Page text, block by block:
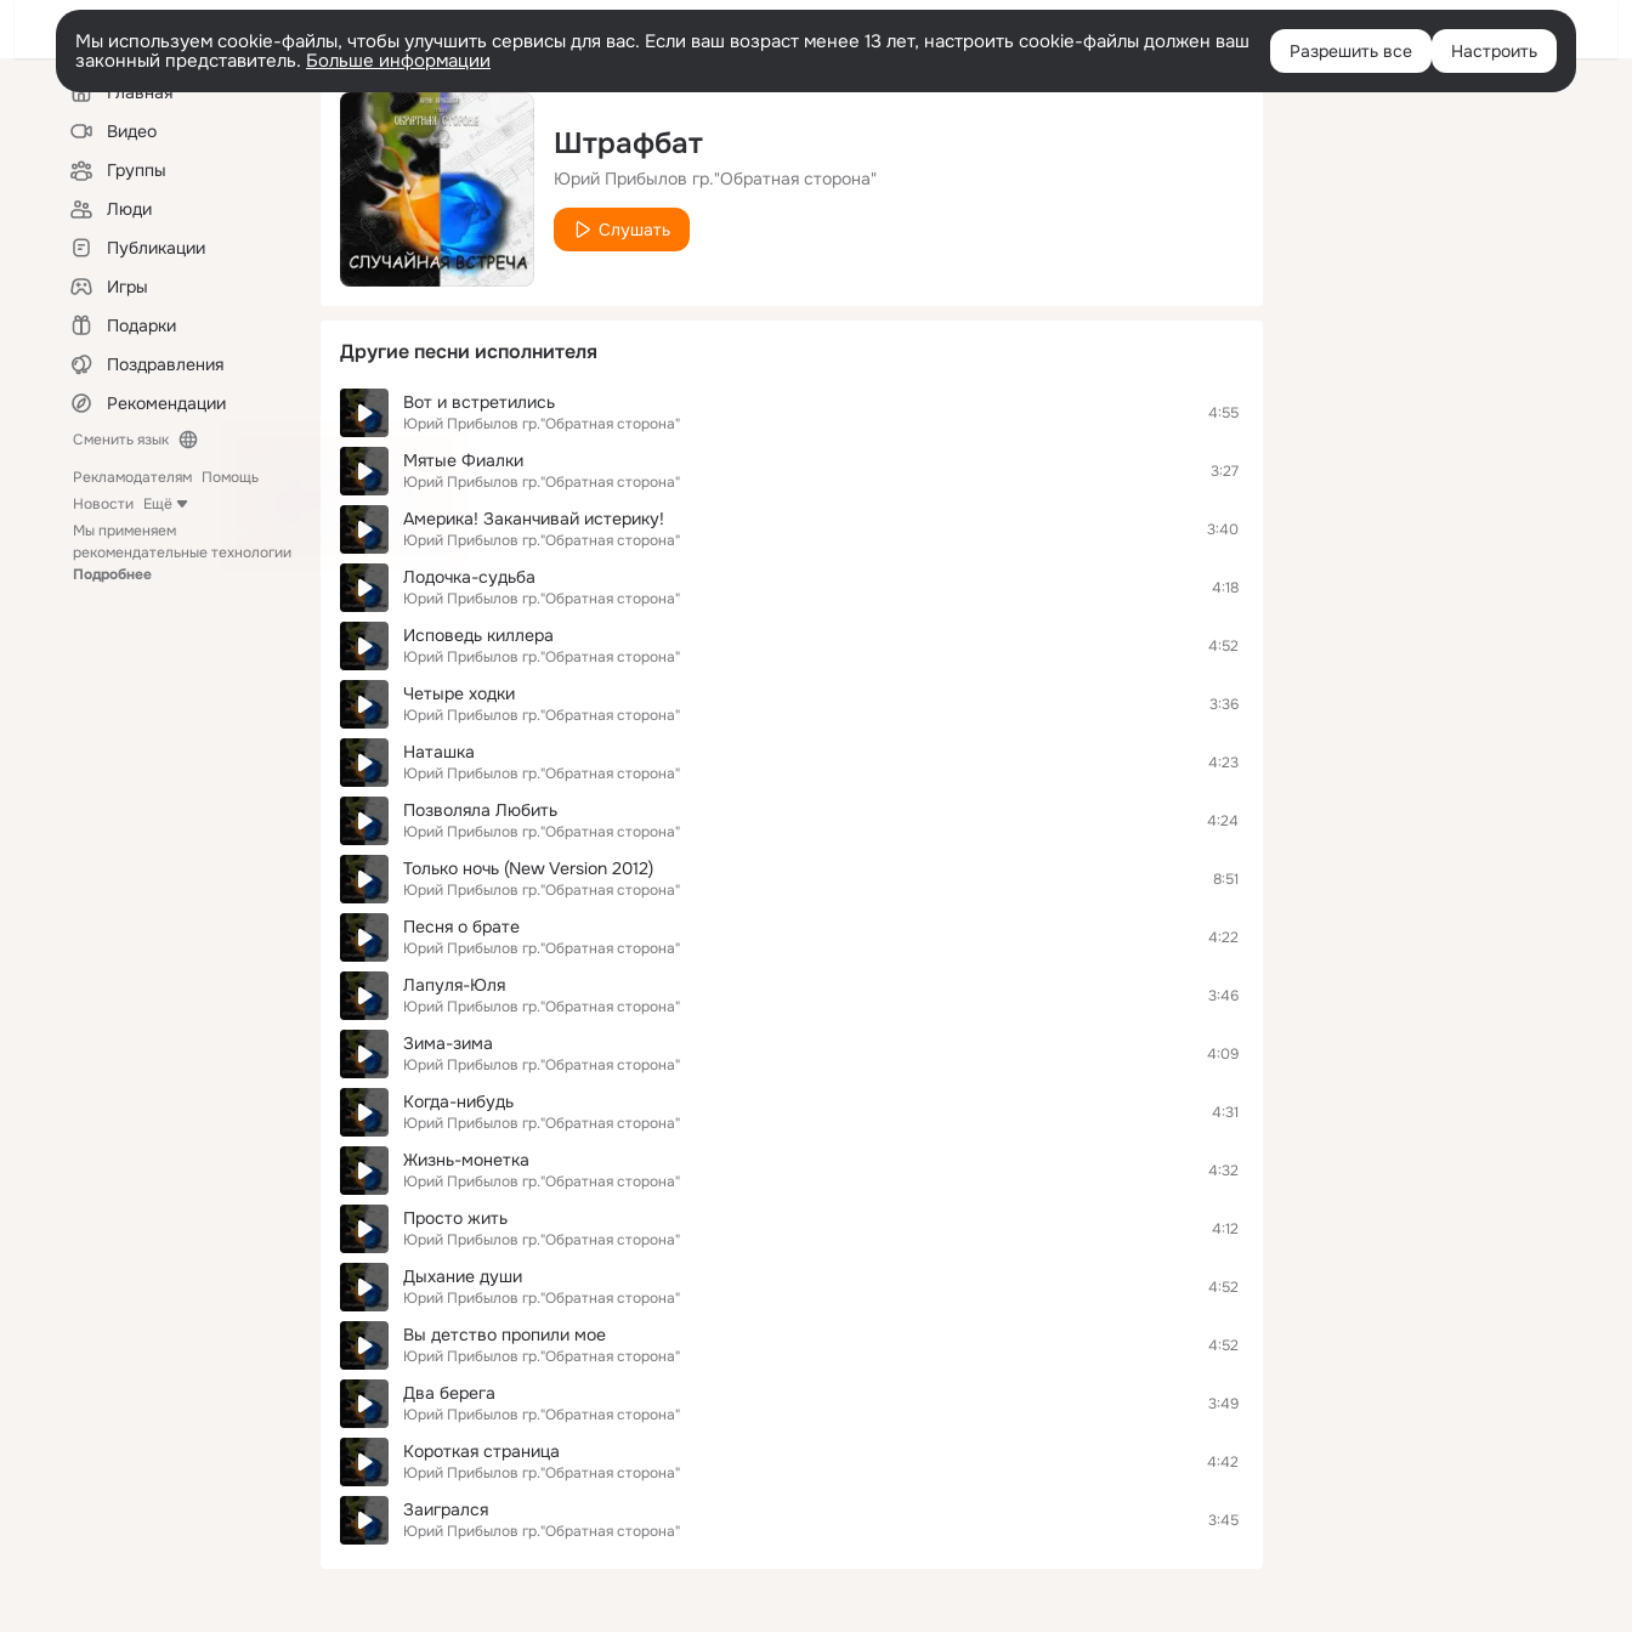
Войти
Мы используем cookie-файлы, чтобы улучшить сервисы для вас. Если ваш возраст менее 13 лет, настроить cookie-файлы должен ваш
законный представитель. Больше информации Разрешить все Настроить
Левая
колонкаГлавная
Видео
Группы
Люди
Публикации
Игры
Подарки
Поздравления
Рекомендации
Сменить язык
Рекламодателям Помощь
Новости Ещё
Мы применяем
рекомендательные технологии
Подробнее
Штрафбат
Юрий Прибылов гр."Обратная сторона"
Слушать
Другие песни исполнителя
Вот и встретились
Юрий Прибылов гр."Обратная сторона"
4:55
Мятые Фиалки
Юрий Прибылов гр."Обратная сторона"
3:27
Америка! Заканчивай истерику!
Юрий Прибылов гр."Обратная сторона"
3:40
Лодочка-судьба
Юрий Прибылов гр."Обратная сторона"
4:18
Исповедь киллера
Юрий Прибылов гр."Обратная сторона"
4:52
Четыре ходки
Юрий Прибылов гр."Обратная сторона"
3:36
Наташка
Юрий Прибылов гр."Обратная сторона"
4:23
Позволяла Любить
Юрий Прибылов гр."Обратная сторона"
4:24
Только ночь (New Version 2012)
Юрий Прибылов гр."Обратная сторона"
8:51
Песня о брате
Юрий Прибылов гр."Обратная сторона"
4:22
Лапуля-Юля
Юрий Прибылов гр."Обратная сторона"
3:46
Зима-зима
Юрий Прибылов гр."Обратная сторона"
4:09
Когда-нибудь
Юрий Прибылов гр."Обратная сторона"
4:31
Жизнь-монетка
Юрий Прибылов гр."Обратная сторона"
4:32
Просто жить
Юрий Прибылов гр."Обратная сторона"
4:12
Дыхание души
Юрий Прибылов гр."Обратная сторона"
4:52
Вы детство пропили мое
Юрий Прибылов гр."Обратная сторона"
4:52
Два берега
Юрий Прибылов гр."Обратная сторона"
3:49
Короткая страница
Юрий Прибылов гр."Обратная сторона"
4:42
Заигрался
Юрий Прибылов гр."Обратная сторона"
3:45